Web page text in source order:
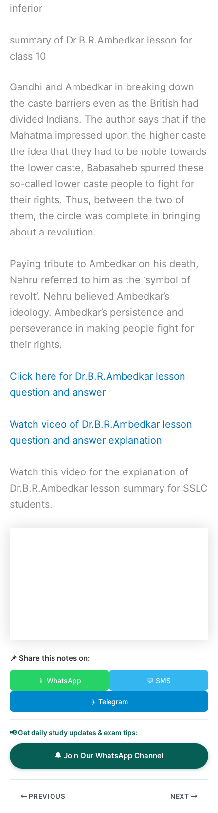
inferior
summary of Dr.B.R.Ambedkar lesson for
class 10
Gandhi and Ambedkar in breaking down
the caste barriers even as the British had
divided Indians. The author says that if the
Mahatma impressed upon the higher caste
the idea that they had to be noble towards
the lower caste, Babasaheb spurred these
so-called lower caste people to fight for
their rights. Thus, between the two of
them, the circle was complete in bringing
about a revolution.
Paying tribute to Ambedkar on his death,
Nehru referred to him as the ‘symbol of
revolt’. Nehru believed Ambedkar’s
ideology. Ambedkar’s persistence and
perseverance in making people fight for
their rights.
Click here for Dr.B.R.Ambedkar lesson
question and answer
Watch video of Dr.B.R.Ambedkar lesson
question and answer explanation
Watch this video for the explanation of
Dr.B.R.Ambedkar lesson summary for SSLC
students.
📌 Share this notes on:
📱 WhatsApp 💬 SMS
✈️ Telegram
📢 Get daily study updates & exam tips:
🔔 Join Our WhatsApp Channel
PREVIOUS NEXT